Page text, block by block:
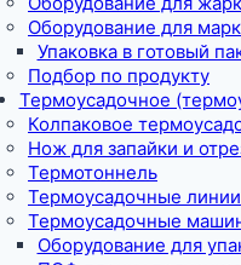
Оборудование для
Упаковка в готовый
Подбор по продукту
Термоусадочное
Колпаковое
Нож для запайки и
Термотоннель
Термоусадочные линии
Термоусадочные
Оборудование для